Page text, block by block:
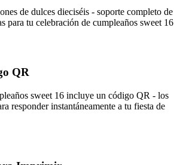
de dulces dieciséis - soporte completo de
para tu celebración de cumpleaños sweet 16
QR
sweet 16 incluye un código QR - los
responder instantáneamente a tu fiesta de